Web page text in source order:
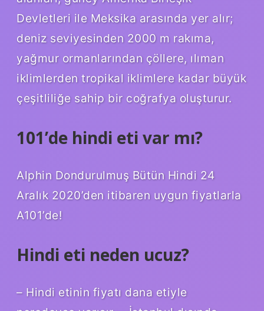
Devletleri ile Meksika arasında yer alır;
deniz seviyesinden 2000 m rakıma,
yağmur ormanlarından çöllere, ılıman
iklimlerden tropikal iklimlere kadar büyük
çeşitliliğe sahip bir coğrafya oluşturur.
101’de hindi eti var mı?
Alphin Dondurulmuş Bütün Hindi 24
Aralık 2020’den itibaren uygun fiyatlarla
A101’de!
Hindi eti neden ucuz?
– Hindi etinin fiyatı dana etiyle